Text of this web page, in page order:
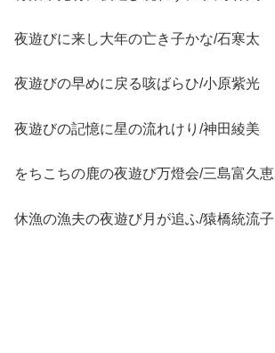
夜遊びに来し大年の亡き子かな/石寒太
夜遊びの早めに戻る咳ばらひ/小原紫光
夜遊びの記憶に星の流れけり/神田綾美
をちこちの鹿の夜遊び万燈会/三島富久恵
休漁の漁夫の夜遊び月が追ふ/猿橋統流子